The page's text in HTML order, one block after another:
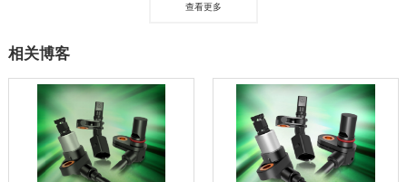
查看更多
相关博客